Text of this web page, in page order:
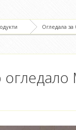
Огледала за